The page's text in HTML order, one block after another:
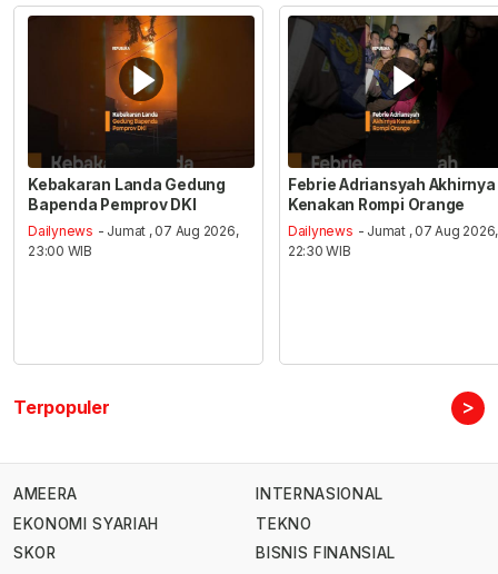
Kebakaran Landa Gedung
Bapenda Pemprov DKI
Dailynews - Jumat , 07 Aug 2026,
23:00 WIB
Febrie Adriansyah Akhirnya
Kenakan Rompi Orange
Dailynews - Jumat , 07 Aug 2026,
22:30 WIB
Terpopuler >
AMEERA
EKONOMI SYARIAH
SKOR
INTERNASIONAL
TEKNO
BISNIS FINANSIAL